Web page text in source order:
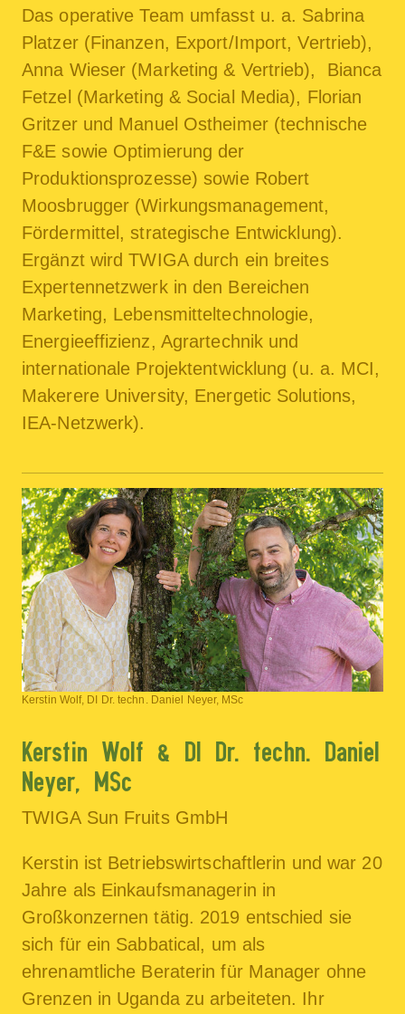
Das operative Team umfasst u. a. Sabrina
Platzer (Finanzen, Export/Import, Vertrieb),
Anna Wieser (Marketing & Vertrieb), Bianca
Fetzel (Marketing & Social Media), Florian
Gritzer und Manuel Ostheimer (technische
F&E sowie Optimierung der
Produktionsprozesse) sowie Robert
Moosbrugger (Wirkungsmanagement,
Fördermittel, strategische Entwicklung).
Ergänzt wird TWIGA durch ein breites
Expertennetzwerk in den Bereichen
Marketing, Lebensmitteltechnologie,
Energieeffizienz, Agrartechnik und
internationale Projekt­entwicklung (u. a. MCI,
Makerere University, Energetic Solutions,
IEA-Netzwerk).
Kerstin Wolf, DI Dr. techn. Daniel Neyer, MSc
Kerstin Wolf & DI Dr. techn. Daniel
Neyer, MSc
TWIGA Sun Fruits GmbH
Kerstin ist Betriebswirtschaftlerin und war 20
Jahre als Einkaufsmanagerin in
Großkonzernen tätig. 2019 entschied sie
sich für ein Sabbatical, um als
ehrenamtliche Beraterin für Manager ohne
Grenzen in Uganda zu arbeiteten. Ihr